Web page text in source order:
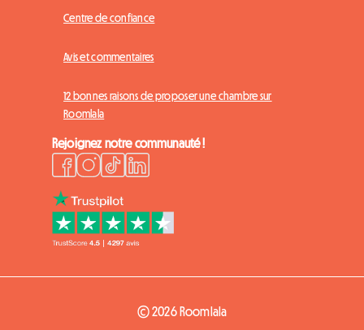
Centre de confiance
Avis et commentaires
12 bonnes raisons de proposer une chambre sur
Roomlala
Rejoignez notre communauté !
© 2026 Roomlala